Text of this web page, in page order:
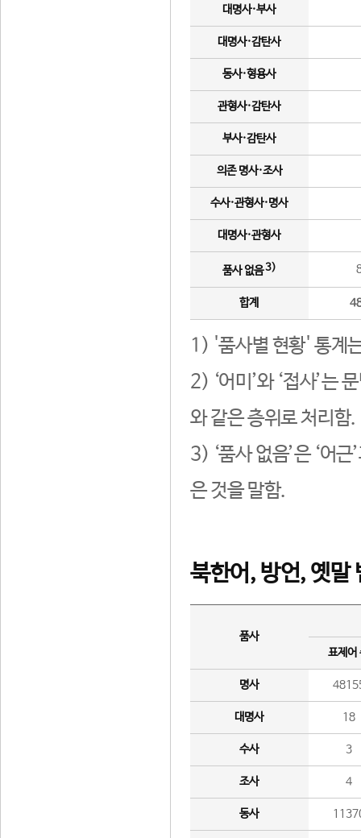
대명사·부사
대명사·감탄사
동사·형용사
관형사·감탄사
부사·감탄사
의존 명사·조사
수사·관형사·명사
대명사·관형사
품사 없음3)
합계
1) '품사별 현황' 통계
2) ‘어미’와 ‘접사’는
와 같은 층위로 처리함.
3) ‘품사 없음’은 ‘어
은 것을 말함.
북한어, 방언, 옛말
품사
표제어
명사
대명사 18
수사 3
조사 4
동사